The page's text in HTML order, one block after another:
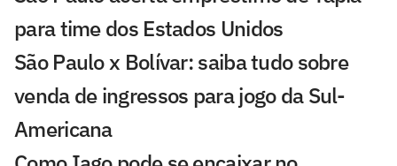
para time dos Estados Unidos
São Paulo x Bolívar: saiba tudo sobre
venda de ingressos para jogo da Sul-
Americana